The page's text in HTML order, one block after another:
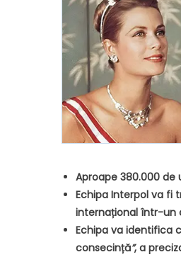
Aproape 380.000
Echipa Interpol va fi
internațional într-un
Echipa va identifica
consecință”, a